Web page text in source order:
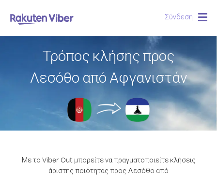
Σύνδεση
Τρόπος κλήσης προς
Λεσόθο από Αφγανιστάν
Με το Viber Out μπορείτε να πραγματοποιείτε κλήσεις
άριστης ποιότητας προς Λεσόθο από